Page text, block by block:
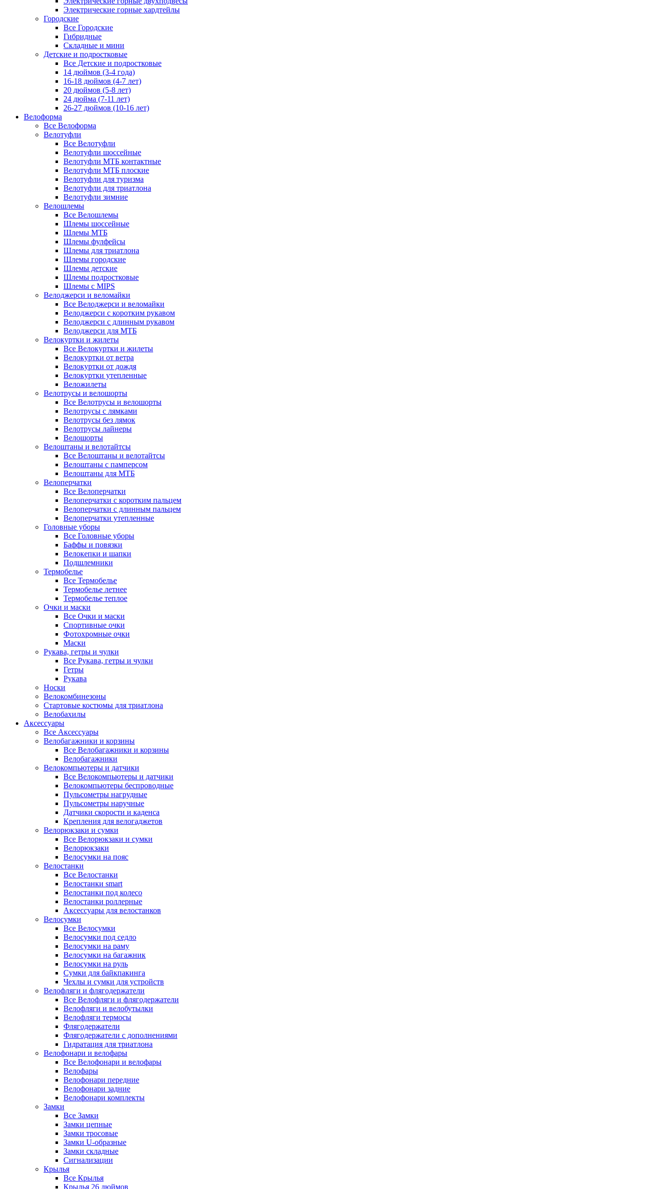
Электрические горные хардтейлы
Городские
Все Городские
Гибридные
Складные и мини
Детские и подростковые
Все Детские и подростковые
14 дюймов (3-4 года)
16-18 дюймов (4-7 лет)
20 дюймов (5-8 лет)
24 дюйма (7-11 лет)
26-27 дюймов (10-16 лет)
Велоформа
Все Велоформа
Велотуфли
Все Велотуфли
Велотуфли шоссейные
Велотуфли МТБ контактные
Велотуфли МТБ плоские
Велотуфли для туризма
Велотуфли для триатлона
Велотуфли зимние
Велошлемы
Все Велошлемы
Шлемы шоссейные
Шлемы МТБ
Шлемы фулфейсы
Шлемы для триатлона
Шлемы городские
Шлемы детские
Шлемы подростковые
Шлемы с MIPS
Велоджерси и веломайки
Все Велоджерси и веломайки
Велоджерси с коротким рукавом
Велоджерси с длинным рукавом
Велоджерси для МТБ
Велокуртки и жилеты
Все Велокуртки и жилеты
Велокуртки от ветра
Велокуртки от дождя
Велокуртки утепленные
Веложилеты
Велотрусы и велошорты
Все Велотрусы и велошорты
Велотрусы с лямками
Велотрусы без лямок
Велотрусы лайнеры
Велошорты
Велоштаны и велотайтсы
Все Велоштаны и велотайтсы
Велоштаны с памперсом
Велоштаны для МТБ
Велоперчатки
Все Велоперчатки
Велоперчатки с коротким пальцем
Велоперчатки с длинным пальцем
Велоперчатки утепленные
Головные уборы
Все Головные уборы
Баффы и повязки
Велокепки и шапки
Подшлемники
Термобелье
Все Термобелье
Термобелье летнее
Термобелье теплое
Очки и маски
Все Очки и маски
Спортивные очки
Фотохромные очки
Маски
Рукава, гетры и чулки
Все Рукава, гетры и чулки
Гетры
Рукава
Носки
Велокомбинезоны
Стартовые костюмы для триатлона
Велобахилы
Аксессуары
Все Аксессуары
Велобагажники и корзины
Все Велобагажники и корзины
Велобагажники
Велокомпьютеры и датчики
Все Велокомпьютеры и датчики
Велокомпьютеры беспроводные
Пульсометры нагрудные
Пульсометры наручные
Датчики скорости и каденса
Крепления для велогаджетов
Велорюкзаки и сумки
Все Велорюкзаки и сумки
Велорюкзаки
Велосумки на пояс
Велостанки
Все Велостанки
Велостанки smart
Велостанки под колесо
Велостанки роллерные
Аксессуары для велостанков
Велосумки
Все Велосумки
Велосумки под седло
Велосумки на раму
Велосумки на багажник
Велосумки на руль
Сумки для байкпакинга
Чехлы и сумки для устройств
Велофляги и флягодержатели
Все Велофляги и флягодержатели
Велофляги и велобутылки
Велофляги термосы
Флягодержатели
Флягодержатели с дополнениями
Гидратация для триатлона
Велофонари и велофары
Все Велофонари и велофары
Велофары
Велофонари передние
Велофонари задние
Велофонари комплекты
Замки
Все Замки
Замки цепные
Замки тросовые
Замки U-образные
Замки складные
Сигнализации
Крылья
Все Крылья
Крылья 26 дюймов